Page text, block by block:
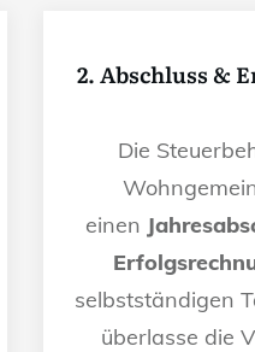
2. Abschluss &
Die
einen
selbstständigen
überlasse die